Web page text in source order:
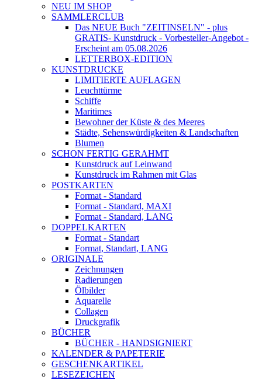
NEU IM SHOP
SAMMLERCLUB
Das NEUE Buch "ZEITINSELN" - plus
GRATIS- Kunstdruck - Vorbesteller-Angebot -
Erscheint am 05.08.2026
LETTERBOX-EDITION
KUNSTDRUCKE
LIMITIERTE AUFLAGEN
Leuchttürme
Schiffe
Maritimes
Bewohner der Küste & des Meeres
Städte, Sehenswürdigkeiten & Landschaften
Blumen
SCHON FERTIG GERAHMT
Kunstdruck auf Leinwand
Kunstdruck im Rahmen mit Glas
POSTKARTEN
Format - Standard
Format - Standard, MAXI
Format - Standard, LANG
DOPPELKARTEN
Format - Standart
Format, Standart, LANG
ORIGINALE
Zeichnungen
Radierungen
Ölbilder
Aquarelle
Collagen
Druckgrafik
BÜCHER
BÜCHER - HANDSIGNIERT
KALENDER & PAPETERIE
GESCHENKARTIKEL
LESEZEICHEN